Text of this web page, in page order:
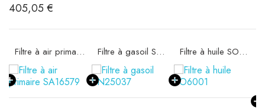
405,05 €
Filtre à air primaire SA16579 Filtre à gasoil SN25037 Filtre à huile SO6001